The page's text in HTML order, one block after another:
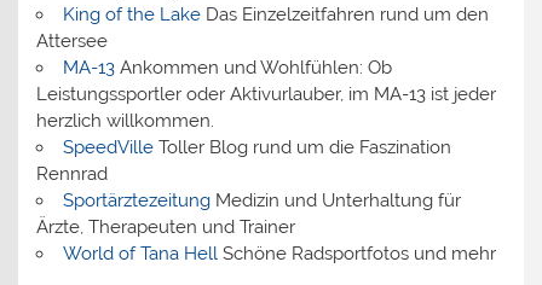
King of the LakeDas Einzelzeitfahren rund um den
Attersee
MA-13Ankommen und Wohlfühlen: Ob
Leistungssportler oder Aktivurlauber, im MA-13 ist jeder
herzlich willkommen.
SpeedVilleToller Blog rund um die Faszination
Rennrad
SportärztezeitungMedizin und Unterhaltung für
Ärzte, Therapeuten und Trainer
World of Tana HellSchöne Radsportfotos und mehr